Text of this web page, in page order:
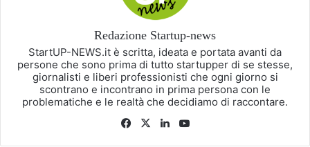
Redazione Startup-news
StartUP-NEWS.it è scritta, ideata e portata avanti da
persone che sono prima di tutto startupper di se stesse,
giornalisti e liberi professionisti che ogni giorno si
scontrano e incontrano in prima persona con le
problematiche e le realtà che decidiamo di raccontare.
Facebook
X LinkedIn